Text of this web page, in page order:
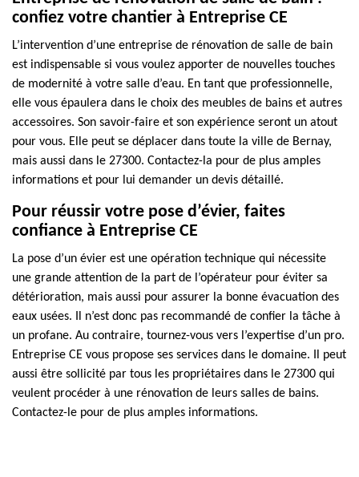
confiez votre chantier à Entreprise CE
L’intervention d’une entreprise de rénovation de salle de bain
est indispensable si vous voulez apporter de nouvelles touches
de modernité à votre salle d’eau. En tant que professionnelle,
elle vous épaulera dans le choix des meubles de bains et autres
accessoires. Son savoir-faire et son expérience seront un atout
pour vous. Elle peut se déplacer dans toute la ville de Bernay,
mais aussi dans le 27300. Contactez-la pour de plus amples
informations et pour lui demander un devis détaillé.
Pour réussir votre pose d’évier, faites
confiance à Entreprise CE
La pose d’un évier est une opération technique qui nécessite
une grande attention de la part de l’opérateur pour éviter sa
détérioration, mais aussi pour assurer la bonne évacuation des
eaux usées. Il n’est donc pas recommandé de confier la tâche à
un profane. Au contraire, tournez-vous vers l’expertise d’un pro.
Entreprise CE vous propose ses services dans le domaine. Il peut
aussi être sollicité par tous les propriétaires dans le 27300 qui
veulent procéder à une rénovation de leurs salles de bains.
Contactez-le pour de plus amples informations.